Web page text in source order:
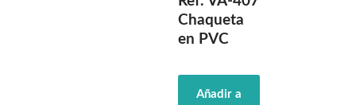
Chaqueta
en PVC
Añadir a